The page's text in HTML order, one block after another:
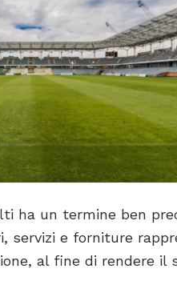
ha un termine ben
servizi e forniture
al fine di rendere il